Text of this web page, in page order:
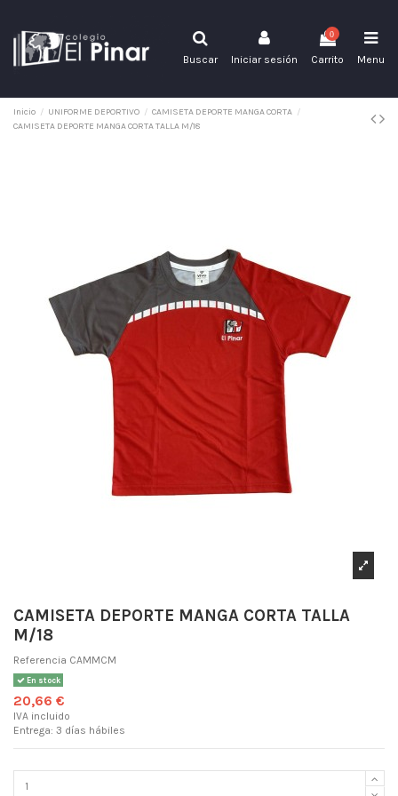
Buscar Iniciar sesión
0
Carrito Menu
Inicio UNIFORME DEPORTIVO
CAMISETA DEPORTE MANGA CORTA
CAMISETA DEPORTE MANGA CORTA TALLA M/18
CAMISETA DEPORTE MANGA CORTA TALLA
M/18
Referencia CAMMCM
En stock
20,66 €
IVA incluido
Entrega: 3 días hábiles